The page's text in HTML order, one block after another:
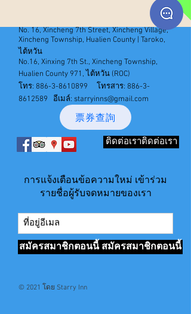
No. 16, Xincheng 7th Street, Xincheng Village,
Xincheng Township, Hualien County | Taroko,
ไต้หวัน
No.16, Xinxing 7th St., Xincheng Township,
Hualien County 971, ไต้หวัน (ROC)
โทร: 886-3-8610899 โทรสาร: 886-3-
8612589 อีเมล์: starryinns@gmail.com
票券查詢
ติดต่อเราติดต่อเรา
การแจ้งเตือนข้อความใหม่ เข้าร่วม
รายชื่อผู้รับจดหมายของเรา
สมัครสมาชิกตอนนี้ สมัครสมาชิกตอนนี้
© 2021 โดย Starry Inn